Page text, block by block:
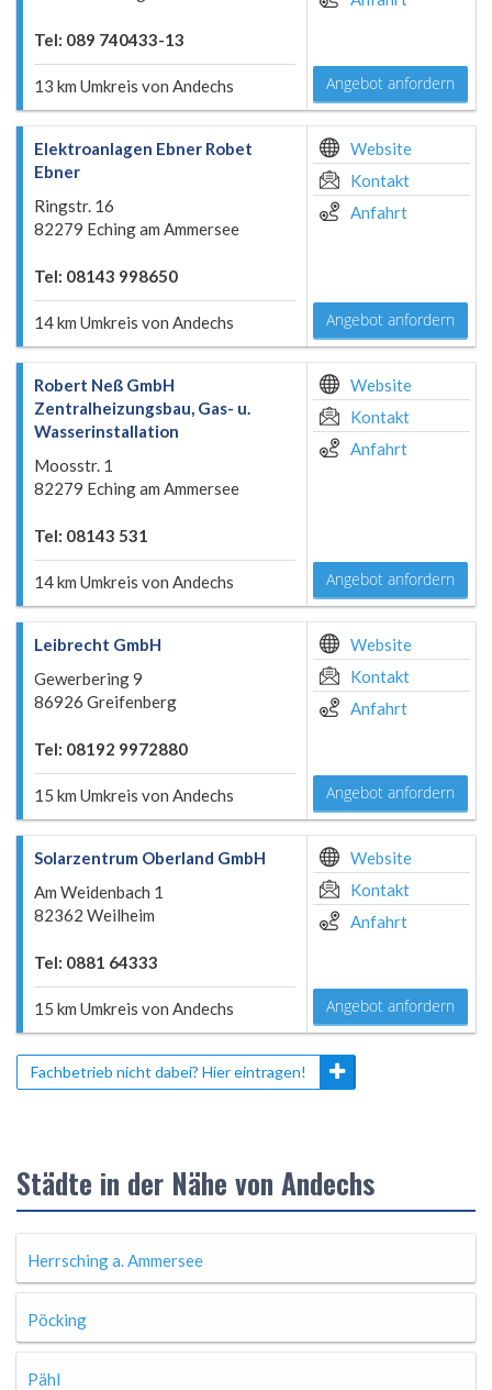
Tel: 089 740433-13
13 km Umkreis von Andechs Angebot anfordern
Elektroanlagen Ebner Robet
Ebner
Ringstr. 16
82279 Eching am Ammersee
Tel: 08143 998650
14 km Umkreis von Andechs
Website
Kontakt
Anfahrt
Angebot anfordern
Robert Neß GmbH
Zentralheizungsbau, Gas- u.
Wasserinstallation
Moosstr. 1
82279 Eching am Ammersee
Tel: 08143 531
14 km Umkreis von Andechs
Website
Kontakt
Anfahrt
Angebot anfordern
Leibrecht GmbH
Gewerbering 9
86926 Greifenberg
Tel: 08192 9972880
15 km Umkreis von Andechs
Website
Kontakt
Anfahrt
Angebot anfordern
Solarzentrum Oberland GmbH
Am Weidenbach 1
82362 Weilheim
Tel: 0881 64333
15 km Umkreis von Andechs
Website
Kontakt
Anfahrt
Angebot anfordern
Fachbetrieb nicht dabei? Hier eintragen!
Städte in der Nähe von Andechs
Herrsching a. Ammersee
Pöcking
Pähl